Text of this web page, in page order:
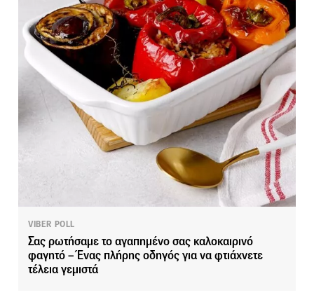
VIBER POLL
Σας ρωτήσαμε το αγαπημένο σας καλοκαιρινό
φαγητό – Ένας πλήρης οδηγός για να φτιάχνετε
τέλεια γεμιστά